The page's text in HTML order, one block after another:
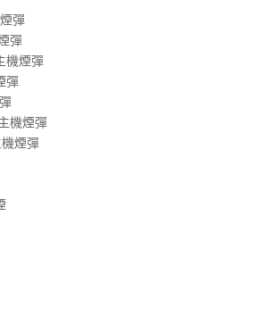
彈
彈
機煙彈
彈
機煙彈
煙彈